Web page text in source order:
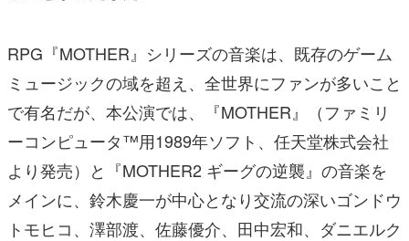
RPG『MOTHER』シリーズの音楽は、既存のゲーム
ミュージックの域を超え、全世界にファンが多いこと
で有名だが、本公演では、『MOTHER』（ファミリ
ーコンピュータ™用1989年ソフト、任天堂株式会社
より発売）と『MOTHER2 ギーグの逆襲』の音楽を
メインに、鈴木慶一が中心となり交流の深いゴンドウ
トモヒコ、澤部渡、佐藤優介、田中宏和、ダニエルク